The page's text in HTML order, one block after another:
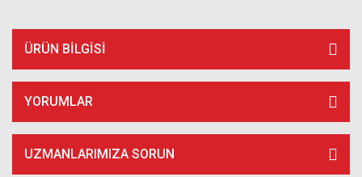
ÜRÜN BILGISI
YORUMLAR
UZMANLARIMIZA SORUN